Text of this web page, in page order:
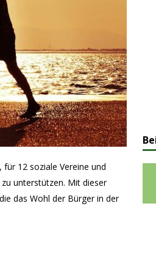
12 soziale Vereine und
unterstützen. Mit dieser
das Wohl der Bürger in der